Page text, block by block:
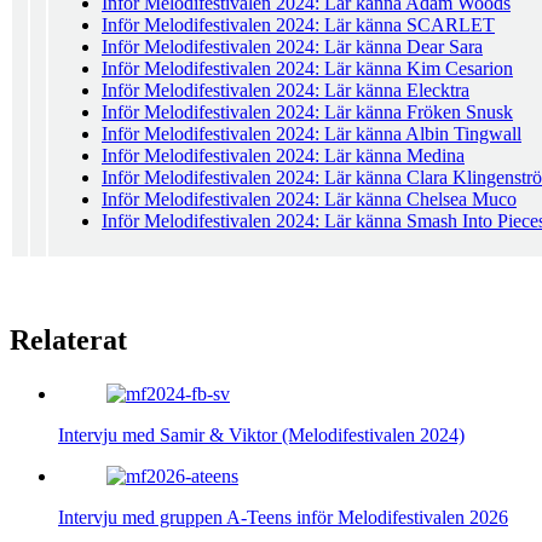
Inför Melodifestivalen 2024: Lär känna SCARLET
Inför Melodifestivalen 2024: Lär känna Dear Sara
Inför Melodifestivalen 2024: Lär känna Kim Cesarion
Inför Melodifestivalen 2024: Lär känna Elecktra
Inför Melodifestivalen 2024: Lär känna Fröken Snusk
Inför Melodifestivalen 2024: Lär känna Albin Tingwall
Inför Melodifestivalen 2024: Lär känna Medina
Inför Melodifestivalen 2024: Lär känna Clara
Inför Melodifestivalen 2024: Lär känna Chelsea Muco
Inför Melodifestivalen 2024: Lär känna Smash Into
Relaterat
Intervju med Samir & Viktor (Melodifestivalen 2024)
Intervju med gruppen A-Teens inför Melodifestivalen 2026